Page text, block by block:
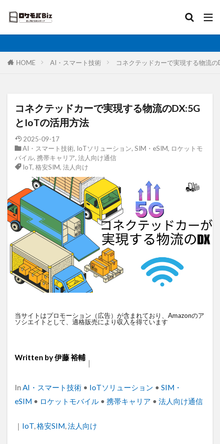
HOME AI・スマート技術 コネクテッドカーで実現する物流
コネクテッドカーで実現する物流のDX:5G
とIoTの活用方法
2025-09-17
AI・スマート技術, IoTソリューション, SIM・eSIM, ロケットモ
バイル, 携帯キャリア, 法人向け通信
IoT, 格安SIM, 法人向け
当サイトはプロモーション（広告）が含まれており、Amazonのア
ソシエイトとして、適格販売により収入を得ています
Written by伊藤 裕輔
｜
Categories
In AI・スマート技術 • IoTソリューション • SIM・
eSIM • ロケットモバイル • 携帯キャリア • 法人向け通信
｜ Tags
IoT,格安SIM,法人向け
比較 固定IP IoT 無制限 ロケットモバイル
土木工事
大手キャリア
大容量プラン
固定IP
水道工事
卸売業
写真測量
再生エネルギー
光回線
レーザー測量
ルーター
リモートワーク
業務効率化
法人向け
ホームルーター
衛星通信
電気設備管理
量子コンピュータ
遠隔監視
遠隔操作 道路管理
運送業
農業
車両管理 訪問介護
衛星測位
海上通信
蓄電池 絶縁監視
神プラン
監視カメラ
物流
ビルメンテナンス
Android MES
PQC移行
Pixel
iPhone
HUAWEI
GNSS DX BIM
au
Wi-Fi
アプリ開発
バッテリー監視
トレイルカメラ